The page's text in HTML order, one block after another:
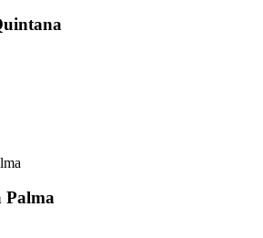
Palma